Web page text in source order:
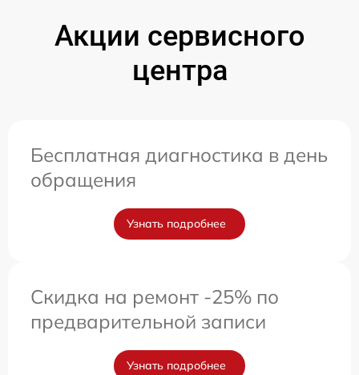
Акции сервисного
центра
Бесплатная диагностика в день
обращения
Узнать подробнее
Скидка на ремонт -25% по
предварительной записи
Узнать подробнее